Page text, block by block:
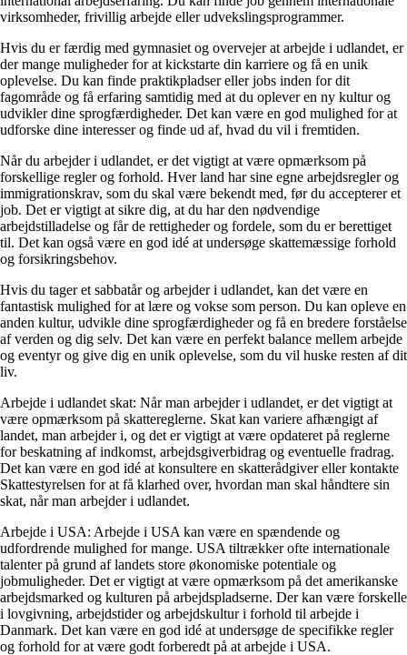
virksomheder, frivillig arbejde eller udvekslingsprogrammer.
Hvis du er færdig med gymnasiet og overvejer at arbejde i udlandet, er
der mange muligheder for at kickstarte din karriere og få en unik
oplevelse. Du kan finde praktikpladser eller jobs inden for dit
fagområde og få erfaring samtidig med at du oplever en ny kultur og
udvikler dine sprogfærdigheder. Det kan være en god mulighed for at
udforske dine interesser og finde ud af, hvad du vil i fremtiden.
Når du arbejder i udlandet, er det vigtigt at være opmærksom på
forskellige regler og forhold. Hver land har sine egne arbejdsregler og
immigrationskrav, som du skal være bekendt med, før du accepterer et
job. Det er vigtigt at sikre dig, at du har den nødvendige
arbejdstilladelse og får de rettigheder og fordele, som du er berettiget
til. Det kan også være en god idé at undersøge skattemæssige forhold
og forsikringsbehov.
Hvis du tager et sabbatår og arbejder i udlandet, kan det være en
fantastisk mulighed for at lære og vokse som person. Du kan opleve en
anden kultur, udvikle dine sprogfærdigheder og få en bredere forståelse
af verden og dig selv. Det kan være en perfekt balance mellem arbejde
og eventyr og give dig en unik oplevelse, som du vil huske resten af dit
liv.
Arbejde i udlandet skat: Når man arbejder i udlandet, er det vigtigt at
være opmærksom på skattereglerne. Skat kan variere afhængigt af
landet, man arbejder i, og det er vigtigt at være opdateret på reglerne
for beskatning af indkomst, arbejdsgiverbidrag og eventuelle fradrag.
Det kan være en god idé at konsultere en skatterådgiver eller kontakte
Skattestyrelsen for at få klarhed over, hvordan man skal håndtere sin
skat, når man arbejder i udlandet.
Arbejde i USA: Arbejde i USA kan være en spændende og
udfordrende mulighed for mange. USA tiltrækker ofte internationale
talenter på grund af landets store økonomiske potentiale og
jobmuligheder. Det er vigtigt at være opmærksom på det amerikanske
arbejdsmarked og kulturen på arbejdspladserne. Der kan være forskelle
i lovgivning, arbejdstider og arbejdskultur i forhold til arbejde i
Danmark. Det kan være en god idé at undersøge de specifikke regler
og forhold for at være godt forberedt på at arbejde i USA.